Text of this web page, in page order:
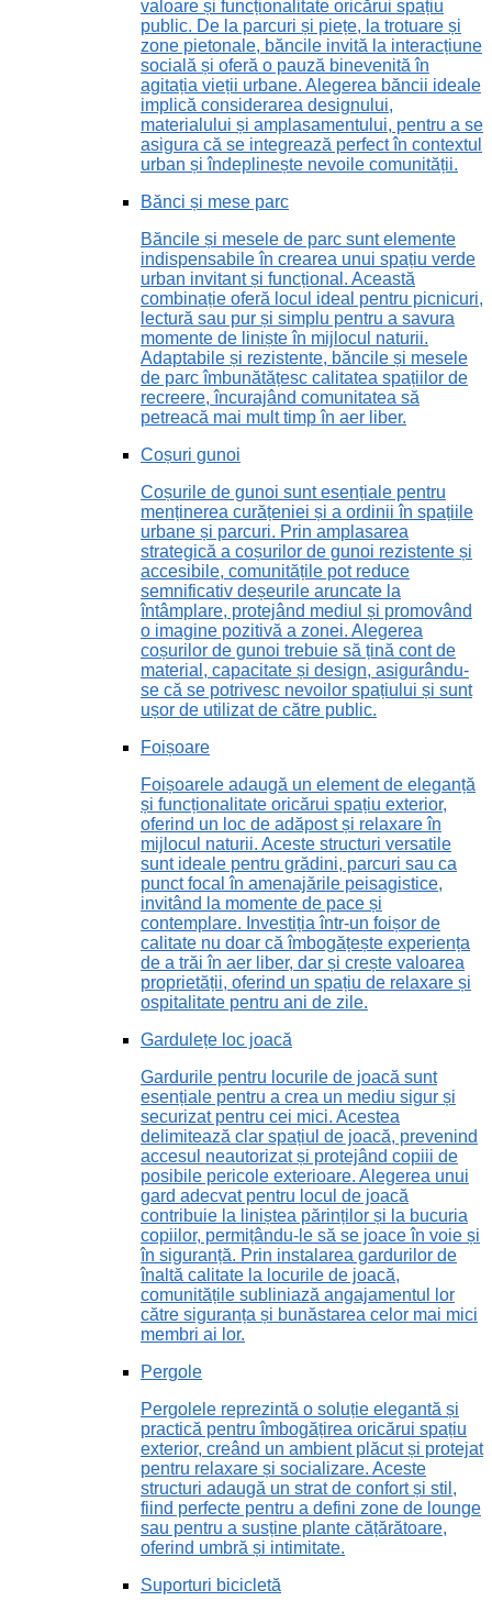
valoare și funcționalitate oricărui spațiu
public. De la parcuri și piețe, la trotuare și
zone pietonale, băncile invită la interacțiune
socială și oferă o pauză binevenită în
agitația vieții urbane. Alegerea băncii ideale
implică considerarea designului,
materialului și amplasamentului, pentru a se
asigura că se integrează perfect în contextul
urban și îndeplinește nevoile comunității.
Bănci și mese parc
Băncile și mesele de parc sunt elemente
indispensabile în crearea unui spațiu verde
urban invitant și funcțional. Această
combinație oferă locul ideal pentru picnicuri,
lectură sau pur și simplu pentru a savura
momente de liniște în mijlocul naturii.
Adaptabile și rezistente, băncile și mesele
de parc îmbunătățesc calitatea spațiilor de
recreere, încurajând comunitatea să
petreacă mai mult timp în aer liber.
Coșuri gunoi
Coșurile de gunoi sunt esențiale pentru
menținerea curățeniei și a ordinii în spațiile
urbane și parcuri. Prin amplasarea
strategică a coșurilor de gunoi rezistente și
accesibile, comunitățile pot reduce
semnificativ deșeurile aruncate la
întâmplare, protejând mediul și promovând
o imagine pozitivă a zonei. Alegerea
coșurilor de gunoi trebuie să țină cont de
material, capacitate și design, asigurându-
se că se potrivesc nevoilor spațiului și sunt
ușor de utilizat de către public.
Foișoare
Foișoarele adaugă un element de eleganță
și funcționalitate oricărui spațiu exterior,
oferind un loc de adăpost și relaxare în
mijlocul naturii. Aceste structuri versatile
sunt ideale pentru grădini, parcuri sau ca
punct focal în amenajările peisagistice,
invitând la momente de pace și
contemplare. Investiția într-un foișor de
calitate nu doar că îmbogățește experiența
de a trăi în aer liber, dar și crește valoarea
proprietății, oferind un spațiu de relaxare și
ospitalitate pentru ani de zile.
Gardulețe loc joacă
Gardurile pentru locurile de joacă sunt
esențiale pentru a crea un mediu sigur și
securizat pentru cei mici. Acestea
delimitează clar spațiul de joacă, prevenind
accesul neautorizat și protejând copiii de
posibile pericole exterioare. Alegerea unui
gard adecvat pentru locul de joacă
contribuie la liniștea părinților și la bucuria
copiilor, permițându-le să se joace în voie și
în siguranță. Prin instalarea gardurilor de
înaltă calitate la locurile de joacă,
comunitățile subliniază angajamentul lor
către siguranța și bunăstarea celor mai mici
membri ai lor.
Pergole
Pergolele reprezintă o soluție elegantă și
practică pentru îmbogățirea oricărui spațiu
exterior, creând un ambient plăcut și protejat
pentru relaxare și socializare. Aceste
structuri adaugă un strat de confort și stil,
fiind perfecte pentru a defini zone de lounge
sau pentru a susține plante cățărătoare,
oferind umbră și intimitate.
Suporturi bicicletă